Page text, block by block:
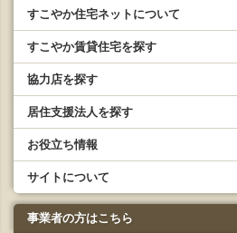
すこやか住宅ネットについて
すこやか賃貸住宅を探す
協力店を探す
居住支援法人を探す
お役立ち情報
サイトについて
事業者の方はこちら